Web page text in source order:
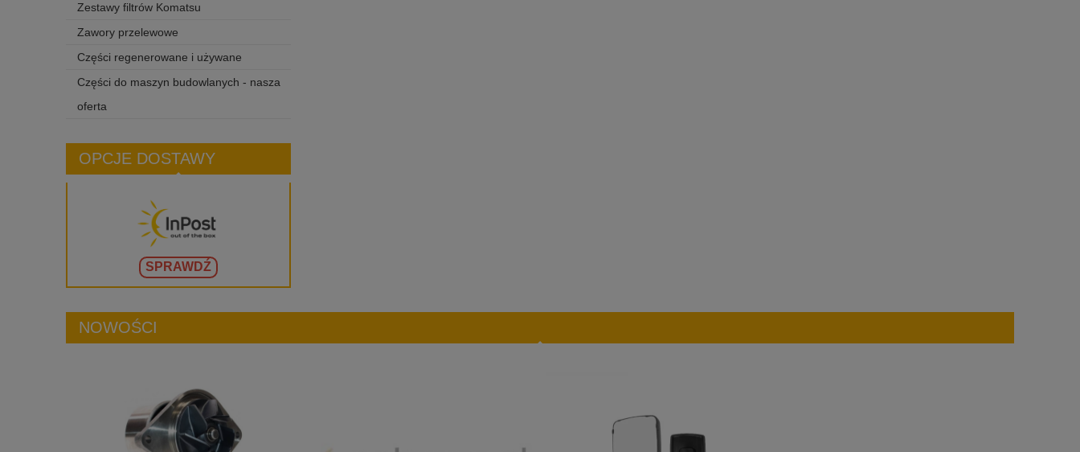
Zestawy filtrów Komatsu
Zawory przelewowe
Części regenerowane i używane
Części do maszyn budowlanych - nasza
oferta
OPCJE DOSTAWY
SPRAWDŹ
NOWOŚCI